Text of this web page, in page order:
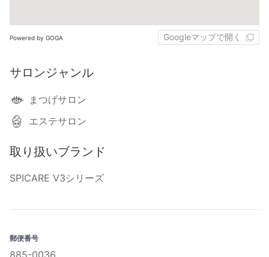
Powered by GOGA Googleマップで開く
サロンジャンル
まつげサロン
エステサロン
取り扱いブランド
SPICARE V3シリーズ
郵便番号